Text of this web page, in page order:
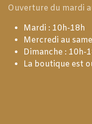
Ouverture du mardi
Mardi : 10h-18h
Mercredi au
Dimanche : 10h-
La boutique est